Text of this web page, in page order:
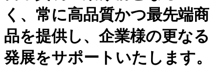
く、常に高品質かつ最先端商
品を提供し、企業様の更なる
発展をサポートいたします。